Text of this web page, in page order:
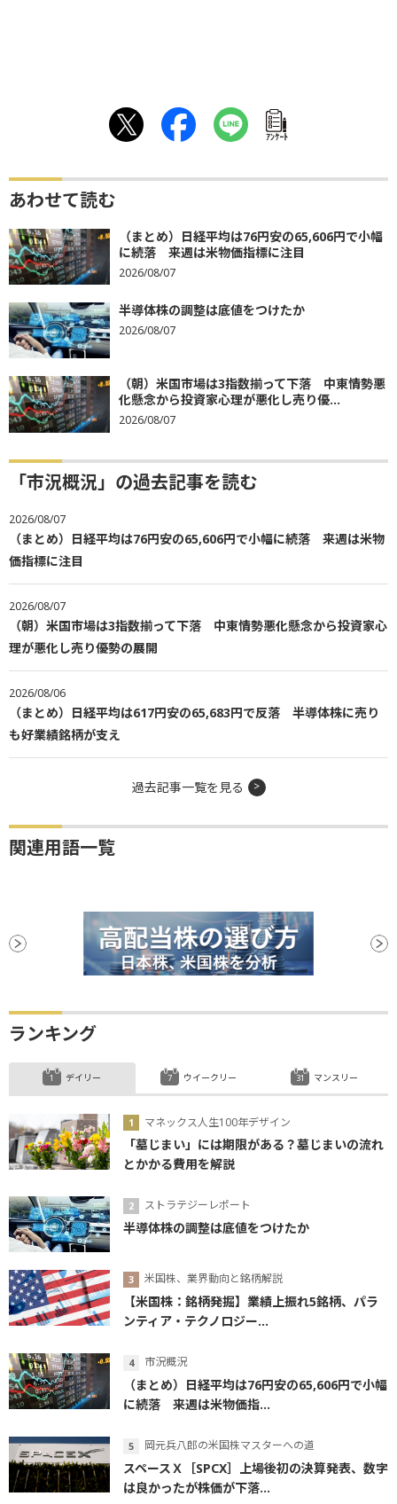
ｱﾝｹｰﾄ
あわせて読む
（まとめ）日経平均は76円安の65,606円で小幅
に続落 来週は米物価指標に注目
2026/08/07
半導体株の調整は底値をつけたか
2026/08/07
（朝）米国市場は3指数揃って下落 中東情勢悪
化懸念から投資家心理が悪化し売り優...
2026/08/07
「市況概況」の過去記事を読む
2026/08/07
（まとめ）日経平均は76円安の65,606円で小幅に続落 来週は米物
価指標に注目
2026/08/07
（朝）米国市場は3指数揃って下落 中東情勢悪化懸念から投資家心
理が悪化し売り優勢の展開
2026/08/06
（まとめ）日経平均は617円安の65,683円で反落 半導体株に売り
も好業績銘柄が支え
過去記事一覧を見る
関連用語一覧
ランキング
デイリー
マネックス人生100年デザイン
「墓じまい」には期限がある？墓じまいの流れ
とかかる費用を解説
ストラテジーレポート
半導体株の調整は底値をつけたか
米国株、業界動向と銘柄解説
【米国株：銘柄発掘】業績上振れ5銘柄、パラ
ンティア・テクノロジー...
市況概況
（まとめ）日経平均は76円安の65,606円で小幅
に続落 来週は米物価指...
岡元兵八郎の米国株マスターへの道
スペースＸ［SPCX］上場後初の決算発表、数字
は良かったが株価が下落...
ウイークリー マンスリー